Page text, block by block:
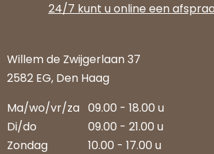
24/7 kunt u online een
Willem de Zwijgerlaan 37
2582 EG, Den Haag
Ma/wo/vr/za 09.00 - 18.00 u
Di/do
09.00 - 21.00 u
Zondag
10.00 - 17.00 u